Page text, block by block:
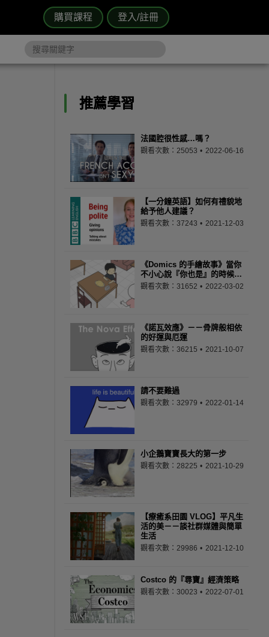
購買課程 登入/註冊
推薦學習
法國腔很性感…嗎？
觀看次數：25053 2022-06-16
【一分鐘英語】如何有禮貌地
給予他人建議？
觀看次數：37243 2021-12-03
《Domics 的手繪故事》當你
不小心說『你也是』的時候…
觀看次數：31652 2022-03-02
《諾瓦效應》－－骨牌般相依
的好運與厄運
觀看次數：36215 2021-10-07
請不要難過
觀看次數：32979 2022-01-14
小企鵝寶寶長大的第一步
觀看次數：28225 2021-10-29
【療癒系田園 VLOG】平凡生
活的美－－談社群媒體與簡單
生活
觀看次數：29986 2021-12-10
Costco 的『尋寶』經濟策略
觀看次數：30023 2022-07-01